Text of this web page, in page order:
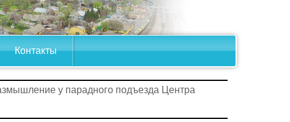
Контакты
у парадного подъезда Центра